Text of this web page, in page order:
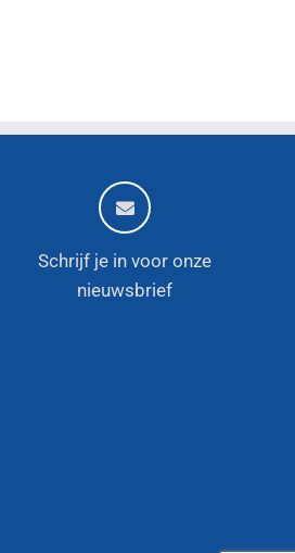
Schrijf je in voor onze
nieuwsbrief